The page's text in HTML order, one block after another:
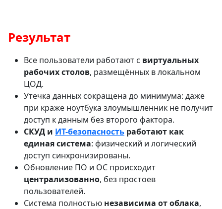
Результат
Все пользователи работают с виртуальных
рабочих столов, размещённых в локальном
ЦОД.
Утечка данных сокращена до минимума: даже
при краже ноутбука злоумышленник не получит
доступ к данным без второго фактора.
СКУД и ИТ-безопасность работают как
единая система: физический и логический
доступ синхронизированы.
Обновление ПО и ОС происходит
централизованно, без простоев
пользователей.
Система полностью независима от облака,